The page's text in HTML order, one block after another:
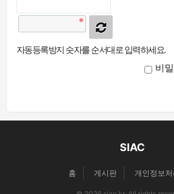
자동등록방지 숫자를 순서대로 입력하세요.
비
SIAC
홈 게시판 개인정보